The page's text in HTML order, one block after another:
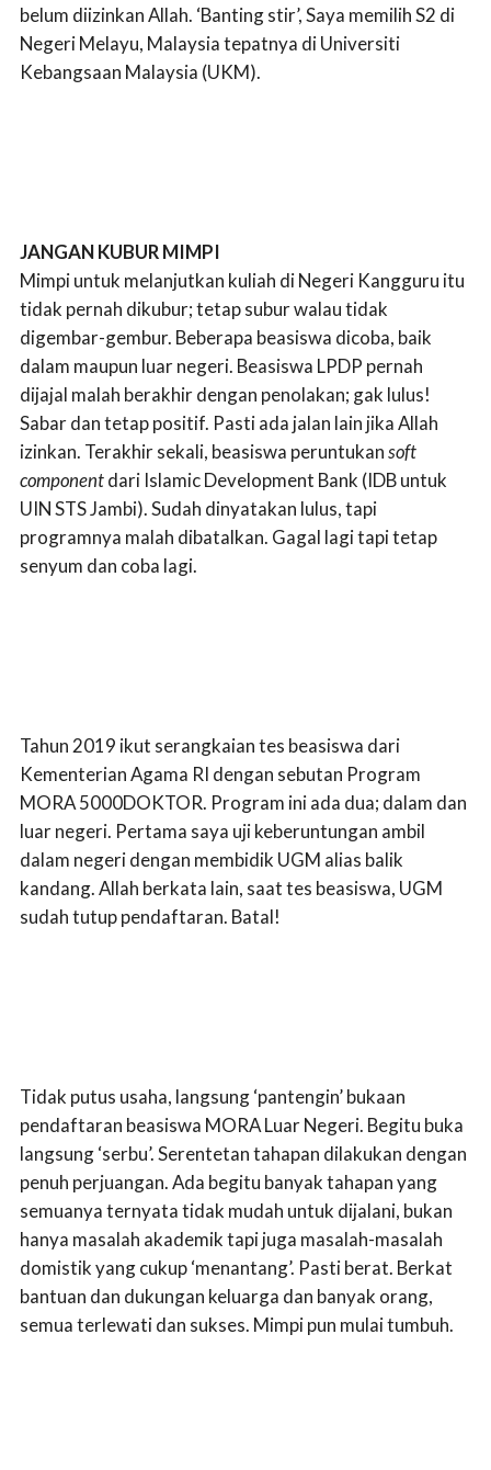
belum diizinkan Allah. ‘Banting stir’, Saya memilih S2 di
Negeri Melayu, Malaysia tepatnya di Universiti
Kebangsaan Malaysia (UKM).
JANGAN KUBUR MIMPI
Mimpi untuk melanjutkan kuliah di Negeri Kangguru itu
tidak pernah dikubur; tetap subur walau tidak
digembar-gembur. Beberapa beasiswa dicoba, baik
dalam maupun luar negeri. Beasiswa LPDP pernah
dijajal malah berakhir dengan penolakan; gak lulus!
Sabar dan tetap positif. Pasti ada jalan lain jika Allah
izinkan. Terakhir sekali, beasiswa peruntukansoft
componentdari Islamic Development Bank (IDB untuk
UIN STS Jambi). Sudah dinyatakan lulus, tapi
programnya malah dibatalkan. Gagal lagi tapi tetap
senyum dan coba lagi.
Tahun 2019 ikut serangkaian tes beasiswa dari
Kementerian Agama RI dengan sebutan Program
MORA 5000DOKTOR. Program ini ada dua; dalam dan
luar negeri. Pertama saya uji keberuntungan ambil
dalam negeri dengan membidik UGM alias balik
kandang. Allah berkata lain, saat tes beasiswa, UGM
sudah tutup pendaftaran. Batal!
Tidak putus usaha, langsung ‘pantengin’ bukaan
pendaftaran beasiswa MORA Luar Negeri. Begitu buka
langsung ‘serbu’. Serentetan tahapan dilakukan dengan
penuh perjuangan. Ada begitu banyak tahapan yang
semuanya ternyata tidak mudah untuk dijalani, bukan
hanya masalah akademik tapi juga masalah-masalah
domistik yang cukup ‘menantang’. Pasti berat. Berkat
bantuan dan dukungan keluarga dan banyak orang,
semua terlewati dan sukses. Mimpi pun mulai tumbuh.